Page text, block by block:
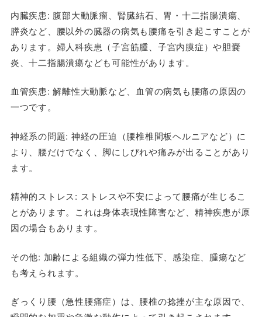
内臓疾患: 腹部大動脈瘤、腎臓結石、胃・十二指腸潰瘍、
膵炎など、腰以外の臓器の病気も腰痛を引き起こすことが
あります。婦人科疾患（子宮筋腫、子宮内膜症）や胆嚢
炎、十二指腸潰瘍なども可能性があります。
血管疾患: 解離性大動脈など、血管の病気も腰痛の原因の
一つです。
神経系の問題: 神経の圧迫（腰椎椎間板ヘルニアなど）に
より、腰だけでなく、脚にしびれや痛みが出ることがあり
ます。
精神的ストレス: ストレスや不安によって腰痛が生じるこ
とがあります。これは身体表現性障害など、精神疾患が原
因の場合もあります。
その他: 加齢による組織の弾力性低下、感染症、腫瘍など
も考えられます。
ぎっくり腰（急性腰痛症）は、腰椎の捻挫が主な原因で、